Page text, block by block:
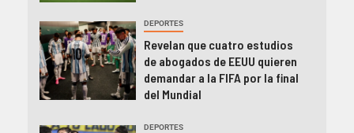
DEPORTES
Revelan que cuatro estudios
de abogados de EEUU quieren
demandar a la FIFA por la final
del Mundial
DEPORTES